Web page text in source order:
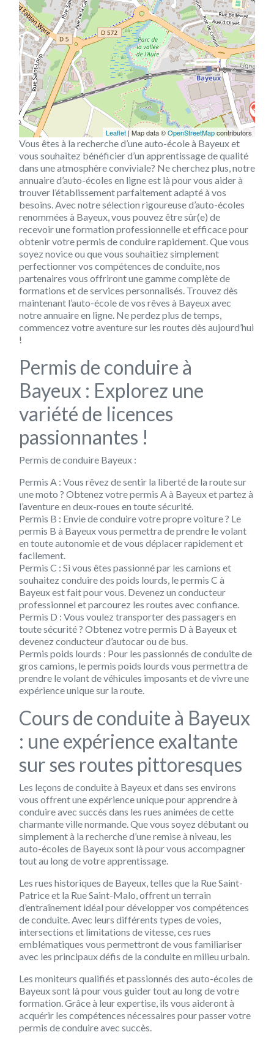
Leaflet | Map data ©OpenStreetMapcontributors
Vous êtes à la recherche d’une auto-école à Bayeux et
vous souhaitez bénéficier d’un apprentissage de qualité
dans une atmosphère conviviale? Ne cherchez plus, notre
annuaire d’auto-écoles en ligne est là pour vous aider à
trouver l’établissement parfaitement adapté à vos
besoins. Avec notre sélection rigoureuse d’auto-écoles
renommées à Bayeux, vous pouvez être sûr(e) de
recevoir une formation professionnelle et efficace pour
obtenir votre permis de conduire rapidement. Que vous
soyez novice ou que vous souhaitiez simplement
perfectionner vos compétences de conduite, nos
partenaires vous offriront une gamme complète de
formations et de services personnalisés. Trouvez dès
maintenant l’auto-école de vos rêves à Bayeux avec
notre annuaire en ligne. Ne perdez plus de temps,
commencez votre aventure sur les routes dès aujourd’hui
!
Permis de conduire à
Bayeux : Explorez une
variété de licences
passionnantes !
Permis de conduire Bayeux :
Permis A : Vous rêvez de sentir la liberté de la route sur
une moto ? Obtenez votre permis A à Bayeux et partez à
l’aventure en deux-roues en toute sécurité.
Permis B : Envie de conduire votre propre voiture ? Le
permis B à Bayeux vous permettra de prendre le volant
en toute autonomie et de vous déplacer rapidement et
facilement.
Permis C : Si vous êtes passionné par les camions et
souhaitez conduire des poids lourds, le permis C à
Bayeux est fait pour vous. Devenez un conducteur
professionnel et parcourez les routes avec confiance.
Permis D : Vous voulez transporter des passagers en
toute sécurité ? Obtenez votre permis D à Bayeux et
devenez conducteur d’autocar ou de bus.
Permis poids lourds : Pour les passionnés de conduite de
gros camions, le permis poids lourds vous permettra de
prendre le volant de véhicules imposants et de vivre une
expérience unique sur la route.
Cours de conduite à Bayeux
: une expérience exaltante
sur ses routes pittoresques
Les leçons de conduite à Bayeux et dans ses environs
vous offrent une expérience unique pour apprendre à
conduire avec succès dans les rues animées de cette
charmante ville normande. Que vous soyez débutant ou
simplement à la recherche d’une remise à niveau, les
auto-écoles de Bayeux sont là pour vous accompagner
tout au long de votre apprentissage.
Les rues historiques de Bayeux, telles que la Rue Saint-
Patrice et la Rue Saint-Malo, offrent un terrain
d’entraînement idéal pour développer vos compétences
de conduite. Avec leurs différents types de voies,
intersections et limitations de vitesse, ces rues
emblématiques vous permettront de vous familiariser
avec les principaux défis de la conduite en milieu urbain.
Les moniteurs qualifiés et passionnés des auto-écoles de
Bayeux sont là pour vous guider tout au long de votre
formation. Grâce à leur expertise, ils vous aideront à
acquérir les compétences nécessaires pour passer votre
permis de conduire avec succès.